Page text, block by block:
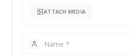
ATTACH MEDIA